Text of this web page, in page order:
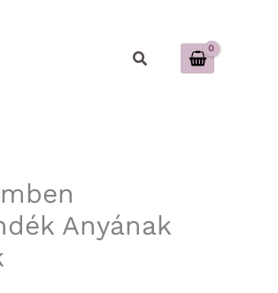
Keresés
Anyának